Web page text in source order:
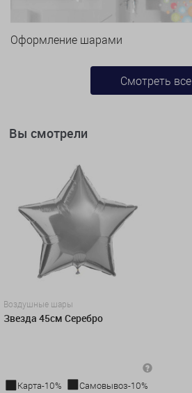
Оформление шарами
Смотреть все
Вы смотрели
Воздушные шары
Звезда 45см Серебро
Карта-10%
Самовывоз-10%